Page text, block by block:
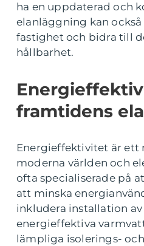
ha en uppdaterad och
elanläggning kan
fastighet och bidra till
hållbarhet.
framtidens
Energieffektivitet är ett
moderna världen och
ofta specialiserade på
att minska
inkludera installation
energieffektiva
lämpliga isolerings-